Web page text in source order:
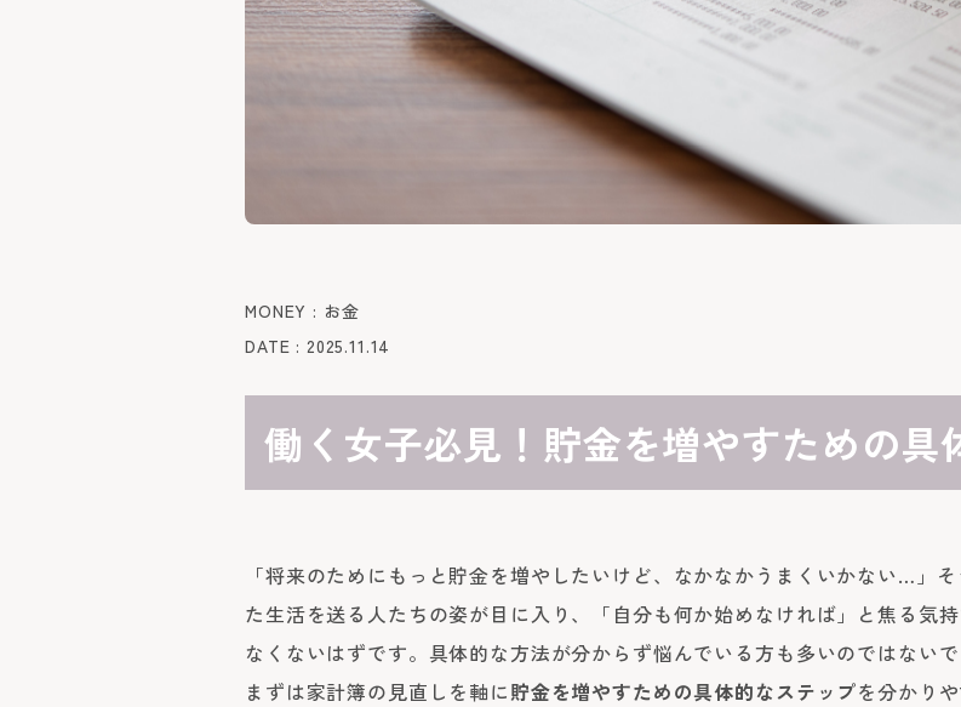
MONEY : お金
DATE : 2025.11.14
働く女子必見！貯金を増やすための具
「将来のためにもっと貯金を増やしたいけど、なかなかうまくいかない…」
た生活を送る人たちの姿が目に入り、「自分も何か始めなければ」と焦る気
なくないはずです。具体的な方法が分からず悩んでいる方も多いのではないで
まずは家計簿の見直しを軸に貯金を増やすための具体的なステップを分かり